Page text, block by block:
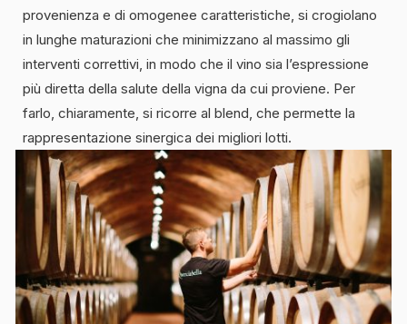
provenienza e di omogenee caratteristiche, si crogiolano
in lunghe maturazioni che minimizzano al massimo gli
interventi correttivi, in modo che il vino sia l’espressione
più diretta della salute della vigna da cui proviene. Per
farlo, chiaramente, si ricorre al blend, che permette la
rappresentazione sinergica dei migliori lotti.